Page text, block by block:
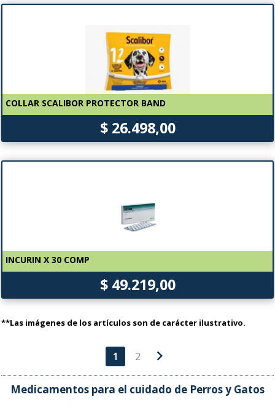
COLLAR SCALIBOR PROTECTOR BAND
$ 26.498,00
INCURIN X 30 COMP
$ 49.219,00
**Las imágenes de los artículos son de carácter ilustrativo.
1 2 chevron_right
Medicamentos para el cuidado de Perros y Gatos